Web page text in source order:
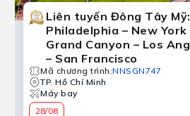
Liên tuyến Đông Tây
Philadelphia – New York
Grand Canyon – Los
– San Francisco
Mã chương trình:NNSGN747
TP. Hồ Chí Minh
Máy bay
28/08